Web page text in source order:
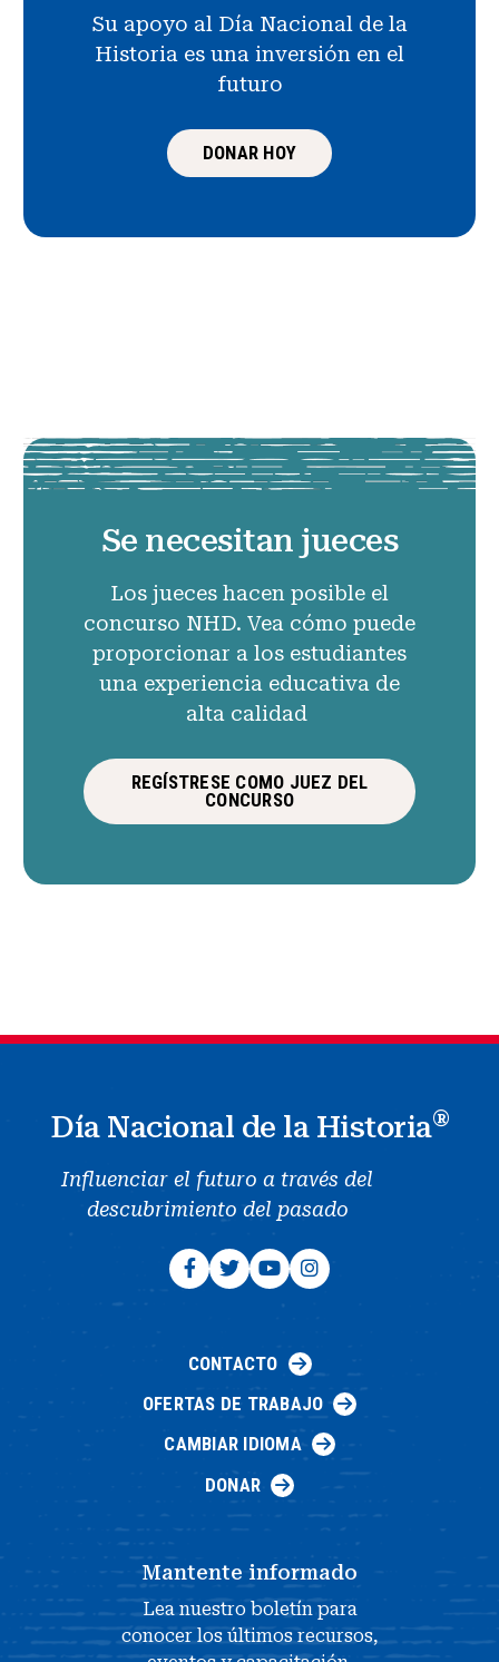
Su apoyo al Día Nacional de la
Historia es una inversión en el
futuro
DONAR HOY
Se necesitan jueces
Los jueces hacen posible el
concurso NHD. Vea cómo puede
proporcionar a los estudiantes
una experiencia educativa de
alta calidad
REGÍSTRESE COMO JUEZ DEL
CONCURSO
Día Nacional de la Historia®
Influenciar el futuro a través del
descubrimiento del pasado
CONTACTO
OFERTAS DE TRABAJO
CAMBIAR IDIOMA
DONAR
Mantente informado
Lea nuestro boletín para
conocer los últimos recursos,